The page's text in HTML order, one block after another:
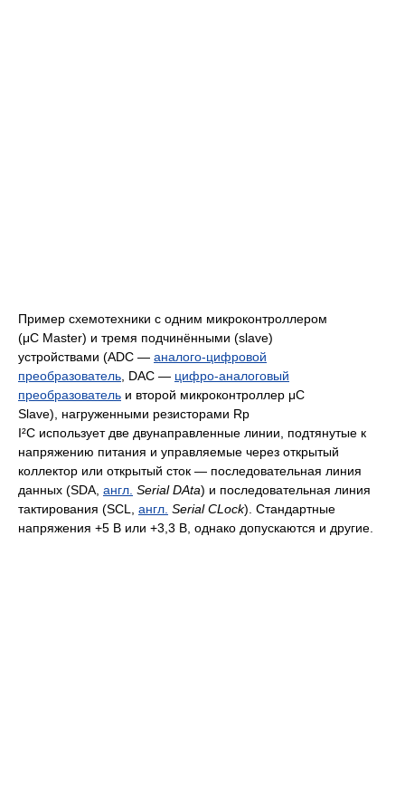
Пример схемотехники с одним микроконтроллером
(μC Master) и тремя подчинёнными (slave)
устройствами (ADC — аналого-цифровой
преобразователь, DAC — цифро-аналоговый
преобразователь и второй микроконтроллер μC
Slave), нагруженными резисторами Rp
I²C использует две двунаправленные линии, подтянутые к
напряжению питания и управляемые через открытый
коллектор или открытый сток — последовательная линия
данных (SDA, англ. Serial DAta) и последовательная линия
тактирования (SCL, англ. Serial CLock). Стандартные
напряжения +5 В или +3,3 В, однако допускаются и другие.